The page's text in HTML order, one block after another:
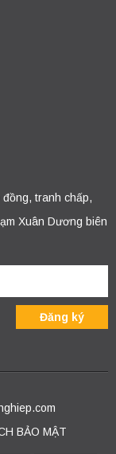
tranh chấp,
Xuân Dương biên
BẢO MẬT